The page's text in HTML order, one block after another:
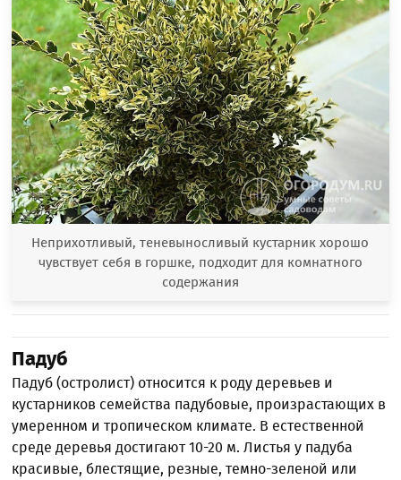
Неприхотливый, теневыносливый кустарник хорошо
чувствует себя в горшке, подходит для комнатного
содержания
Падуб
Падуб (остролист) относится к роду деревьев и
кустарников семейства падубовые, произрастающих в
умеренном и тропическом климате. В естественной
среде деревья достигают 10-20 м. Листья у падуба
красивые, блестящие, резные, темно-зеленой или